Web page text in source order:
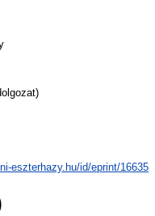
eszterhazy.hu/id/eprint/16635